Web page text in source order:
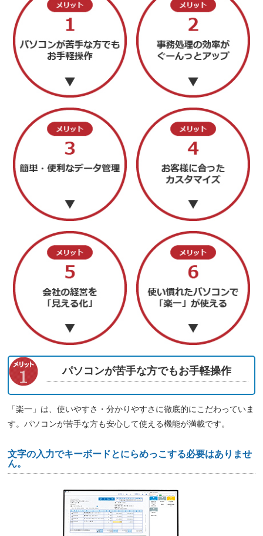
パソコンが苦手な方でもお手軽操作
「楽一」は、使いやすさ・分かりやすさに徹底的にこだわっていま
す。パソコンが苦手な方も安心して使える機能が満載です。
文字の入力でキーボードとにらめっこする必要はありませ
ん。